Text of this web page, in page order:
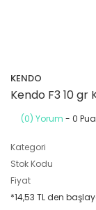
KENDO
Kendo F3 10 gr
(0) Yorum - 0
Kategori
Stok Kodu
Fiyat
*14,53 TL den